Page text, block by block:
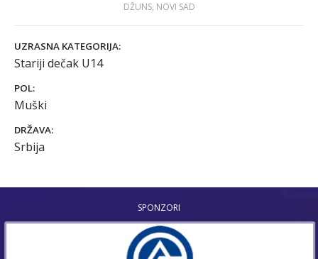
DŽUNS, NOVI SAD
UZRASNA KATEGORIJA:
Stariji dečak U14
POL:
Muški
DRŽAVA:
Srbija
SPONZORI